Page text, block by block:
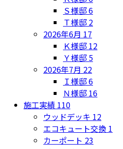
Ｓ様邸6
Ｔ様邸 2
2026年6月 17
Ｋ様邸 12
Ｙ様邸 5
2026年7月 22
Ｉ様邸6
Ｎ様邸 16
施工実績 110
ウッドデッキ 12
エコキュート交換 1
カーポート 23